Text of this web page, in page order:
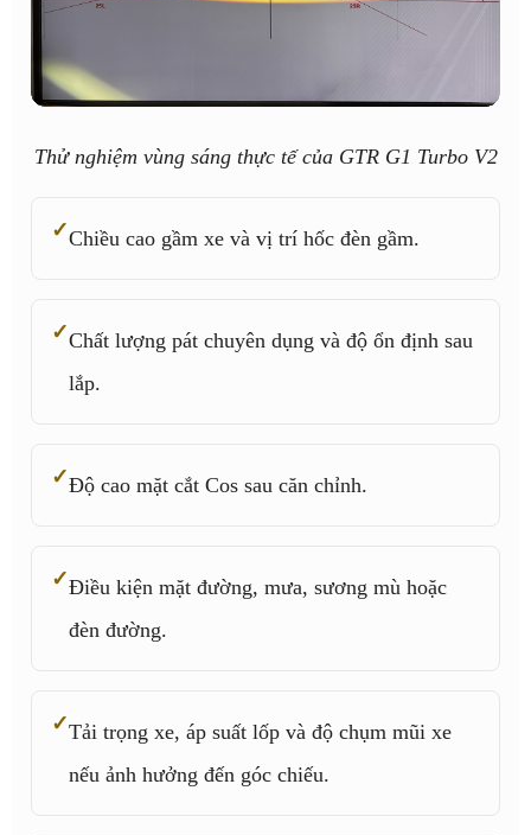
Thử nghiệm vùng sáng thực tế của GTR G1 Turbo V2
Chiều cao gầm xe và vị trí hốc đèn gầm.
Chất lượng pát chuyên dụng và độ ổn định sau
lắp.
Độ cao mặt cắt Cos sau căn chỉnh.
Điều kiện mặt đường, mưa, sương mù hoặc
đèn đường.
Tải trọng xe, áp suất lốp và độ chụm mũi xe
nếu ảnh hưởng đến góc chiếu.